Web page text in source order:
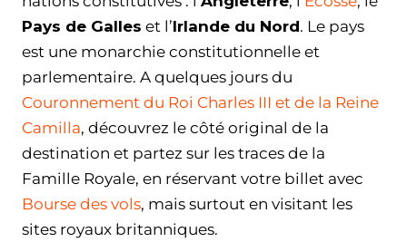
Pays de Galles et l’Irlande du Nord. Le pays
est une monarchie constitutionnelle et
parlementaire. A quelques jours du
Couronnement du Roi Charles III et de la Reine
Camilla, découvrez le côté original de la
destination et partez sur les traces de la
Famille Royale, en réservant votre billet avec
Bourse des vols, mais surtout en visitant les
sites royaux britanniques.